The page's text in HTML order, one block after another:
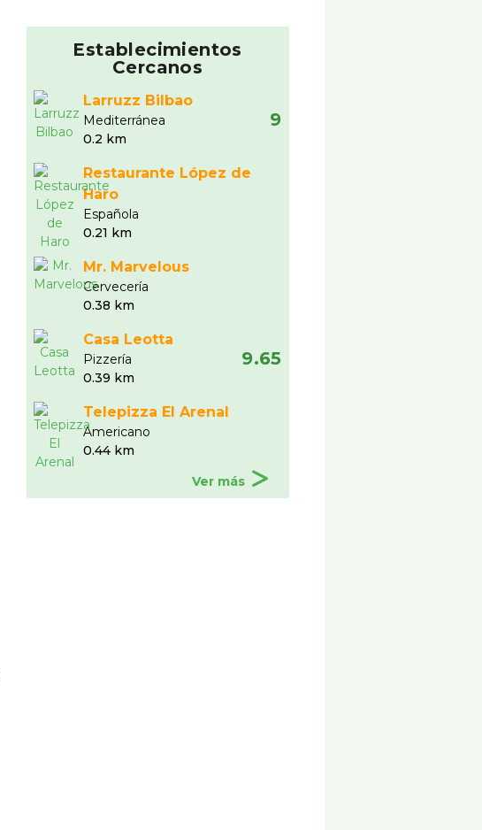
Establecimientos
Cercanos
Larruzz Bilbao
Mediterránea
0.2 km
9
Restaurante López de
Haro
Española
0.21 km
Mr. Marvelous
Cervecerí­a
0.38 km
Casa Leotta
Pizzerí­a
0.39 km
9.65
Telepizza El Arenal
Americano
0.44 km
Ver más